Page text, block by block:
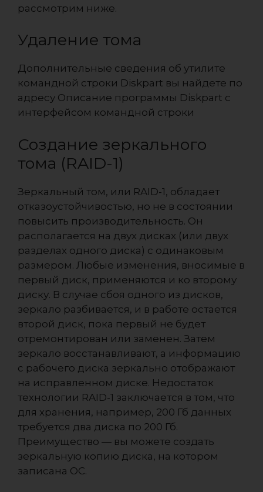
рассмотрим ниже.
Удаление тома
Дополнительные сведения об утилите
командной строки Diskpart вы найдете по
адресу Описание программы Diskpart с
интерфейсом командной строки
Создание зеркального
тома (RAID-1)
Зеркальный том, или RAID-1, обладает
отказоустойчивостью, но не в состоянии
повысить производительность. Он
располагается на двух дисках (или двух
разделах одного диска) с одинаковым
размером. Любые изменения, вносимые в
первый диск, применяются и ко второму
диску. В случае сбоя одного из дисков,
зеркало разбивается, и в работе остается
второй диск, пока первый не будет
отремонтирован или заменен. Затем
зеркало восстанавливают, а информацию
с рабочего диска зеркально отображают
на исправленном диске. Недостаток
технологии RAID-1 заключается в том, что
для хранения, например, 200 Гб данных
требуется два диска по 200 Гб.
Преимущество — вы можете создать
зеркальную копию диска, на котором
записана ОС.